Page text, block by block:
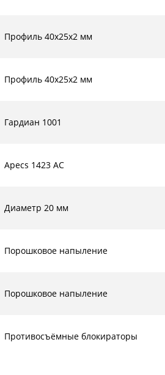
Профиль 40х25х2 мм
Профиль 40х25х2 мм
Гардиан 1001
Apecs 1423 AC
Диаметр 20 мм
Порошковое напыление
Порошковое напыление
Противосъёмные блокираторы